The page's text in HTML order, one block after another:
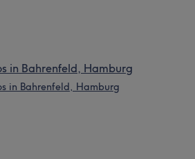
in Bahrenfeld, Hamburg
in Bahrenfeld, Hamburg